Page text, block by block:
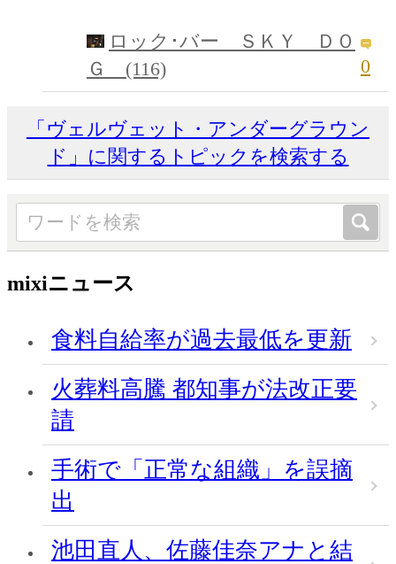
ロック･バー ＳＫＹ ＤＯ
Ｇ (116)
0
「ヴェルヴェット・アンダーグラウン
ド」に関するトピックを検索する
mixiニュース
食料自給率が過去最低を更新
火葬料高騰 都知事が法改正要
請
手術で「正常な組織」を誤摘
出
池田直人、佐藤佳奈アナと結